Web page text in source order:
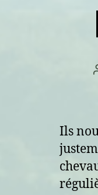
Ils